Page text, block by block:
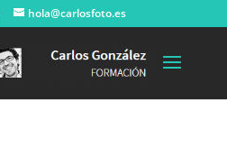
hola@carlosfoto.es